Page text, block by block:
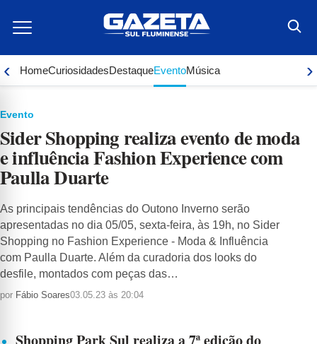
para
conteúdo
‹ HomeCuriosidadesDestaqueEventoMúsica ›
Evento
Sider Shopping realiza evento de moda
e influência Fashion Experience com
Paulla Duarte
As principais tendências do Outono Inverno serão
apresentadas no dia 05/05, sexta-feira, às 19h, no Sider
Shopping no Fashion Experience - Moda & Influência
com Paulla Duarte. Além da curadoria dos looks do
desfile, montados com peças das…
por Fábio Soares03.05.23 às 20:04